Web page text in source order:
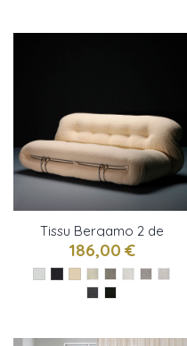
Tissu Bergamo 2 de
Bisson Bruneel
186,00 €